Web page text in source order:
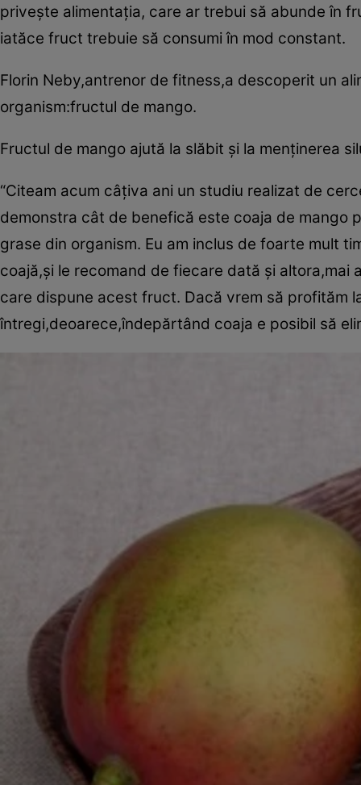
priveşte alimentaţia, care ar trebui să abunde în
iatăce fruct trebuie să consumi în mod constant.
Florin Neby,antrenor de fitness,a descoperit un
organism:fructul de mango.
Fructul de mango ajută la slăbit şi la menţinerea
“Citeam acum câţiva ani un studiu realizat de
demonstra cât de benefică este coaja de mango
grase din organism. Eu am inclus de foarte mult
coajă,şi le recomand de fiecare dată şi
care dispune acest fruct. Dacă vrem să profităm
întregi,deoarece,îndepărtând coaja e posibil să